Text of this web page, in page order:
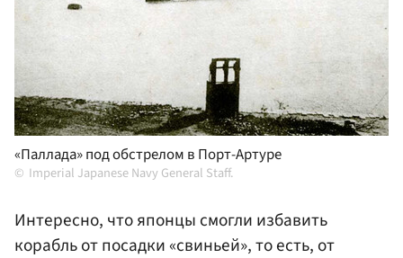
«Паллада» под обстрелом в Порт-Артуре
Imperial Japanese Navy General Staff.
Интересно, что японцы смогли избавить
корабль от посадки «свиньей», то есть, от